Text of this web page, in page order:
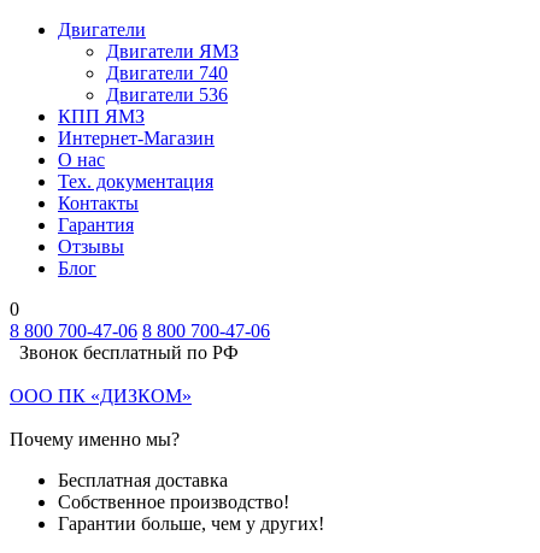
Двигатели
Двигатели ЯМЗ
Двигатели 740
Двигатели 536
КПП ЯМЗ
Интернет-Магазин
О нас
Тех. документация
Контакты
Гарантия
Отзывы
Блог
0
8 800 700-47-06 8 800 700-47-06
Звонок бесплатный по РФ
ООО ПК «ДИЗКОМ»
Почему именно мы?
Бесплатная доставка
Собственное производство!
Гарантии больше, чем у других!